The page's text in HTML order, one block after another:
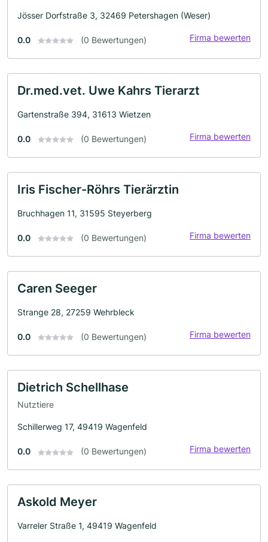
Jösser Dorfstraße 3, 32469 Petershagen (Weser)
0.0 (0 Bewertungen) Firma bewerten
Dr.med.vet. Uwe Kahrs Tierarzt
Gartenstraße 394, 31613 Wietzen
0.0 (0 Bewertungen) Firma bewerten
Iris Fischer-Röhrs Tierärztin
Bruchhagen 11, 31595 Steyerberg
0.0 (0 Bewertungen) Firma bewerten
Caren Seeger
Strange 28, 27259 Wehrbleck
0.0 (0 Bewertungen) Firma bewerten
Dietrich Schellhase
Nutztiere
Schillerweg 17, 49419 Wagenfeld
0.0 (0 Bewertungen) Firma bewerten
Askold Meyer
Varreler Straße 1, 49419 Wagenfeld